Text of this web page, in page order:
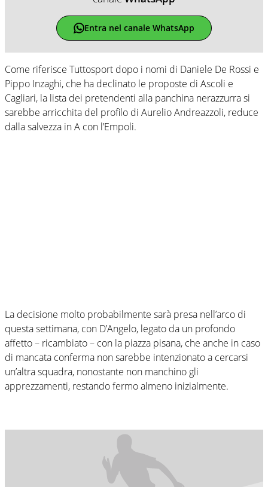
Entra nel canale WhatsApp
Come riferisce Tuttosport dopo i nomi di Daniele De Rossi e
Pippo Inzaghi, che ha declinato le proposte di Ascoli e
Cagliari, la lista dei pretendenti alla panchina nerazzurra si
sarebbe arricchita del profilo di Aurelio Andreazzoli, reduce
dalla salvezza in A con l’Empoli.
La decisione molto probabilmente sarà presa nell’arco di
questa settimana, con D’Angelo, legato da un profondo
affetto – ricambiato – con la piazza pisana, che anche in caso
di mancata conferma non sarebbe intenzionato a cercarsi
un’altra squadra, nonostante non manchino gli
apprezzamenti, restando fermo almeno inizialmente.